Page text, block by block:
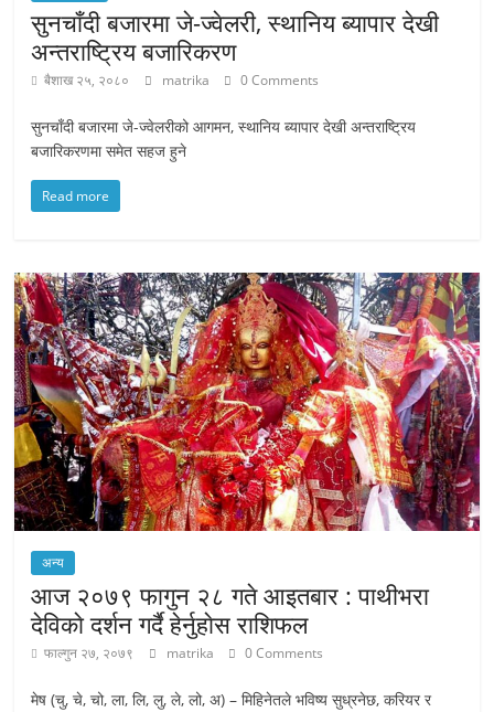
सुनचाँदी बजारमा जे-ज्वेलरी, स्थानिय ब्यापार देखी
अन्तराष्ट्रिय बजारिकरण
बैशाख २५, २०८० matrika 0 Comments
सुनचाँदी बजारमा जे-ज्वेलरीको आगमन, स्थानिय ब्यापार देखी अन्तराष्ट्रिय
बजारिकरणमा समेत सहज हुने
Read more
अन्य
आज २०७९ फागुन २८ गते आइतबार : पाथीभरा
देविकाे दर्शन गर्दै हेर्नुहाेस राशिफल
फाल्गुन २७, २०७९ matrika 0 Comments
मेष (चु, चे, चो, ला, लि, लु, ले, लो, अ) – मिहिनेतले भविष्य सुध्रनेछ, करियर र